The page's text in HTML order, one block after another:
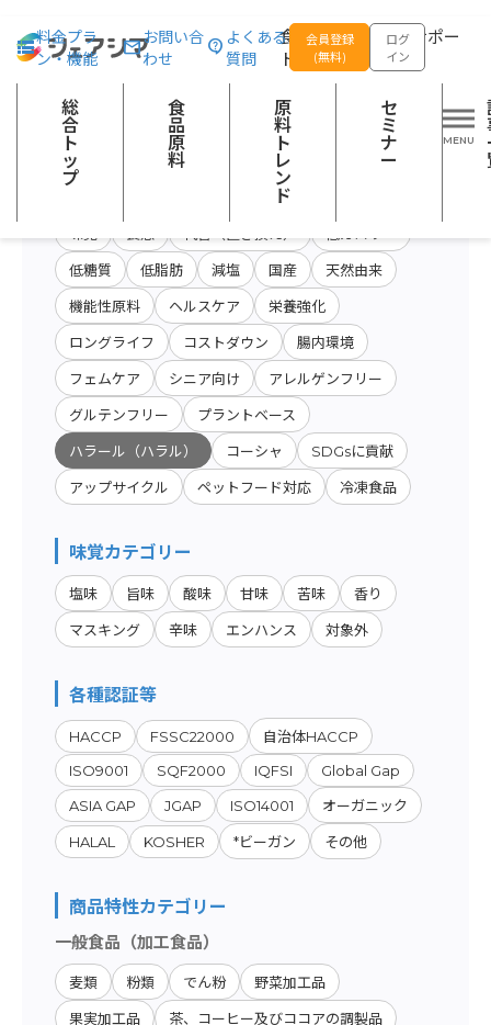
食品の企画開発をサポー
トする
料金プラ
ン・機能
お問い合
わせ
よくある
質問
会員登録
(無料)
ログ
イン
総
合
ト
ッ
プ
食
品
原
料
原
料
ト
レ
ン
ド
セ
ミ
ナ
ー
総合トップ 食品原料 開発テーマ：ハラール（ハラル）
原料・キーワード
会社名から検索
原料・絞り込み検
索
低糖質 低脂肪 減塩 国産 天然由来
機能性原料 ヘルスケア 栄養強化
ロングライフ コストダウン 腸内環境
フェムケア シニア向け アレルゲンフリー
グルテンフリー プラントベース
ハラール（ハラル） コーシャ SDGsに貢献
アップサイクル ペットフード対応 冷凍食品
味覚カテゴリー
塩味 旨味 酸味 甘味 苦味 香り
マスキング 辛味 エンハンス 対象外
各種認証等
HACCP FSSC22000
自治体HACCP
ISO9001
SQF2000 IQFSI
Global Gap
ASIA GAP
JGAP ISO14001 オーガニック
HALAL KOSHER *ビーガン その他
商品特性カテゴリー
一般食品（加工食品）
麦類 粉類 でん粉 野菜加工品
果実加工品 茶、コーヒー及びココアの調製品